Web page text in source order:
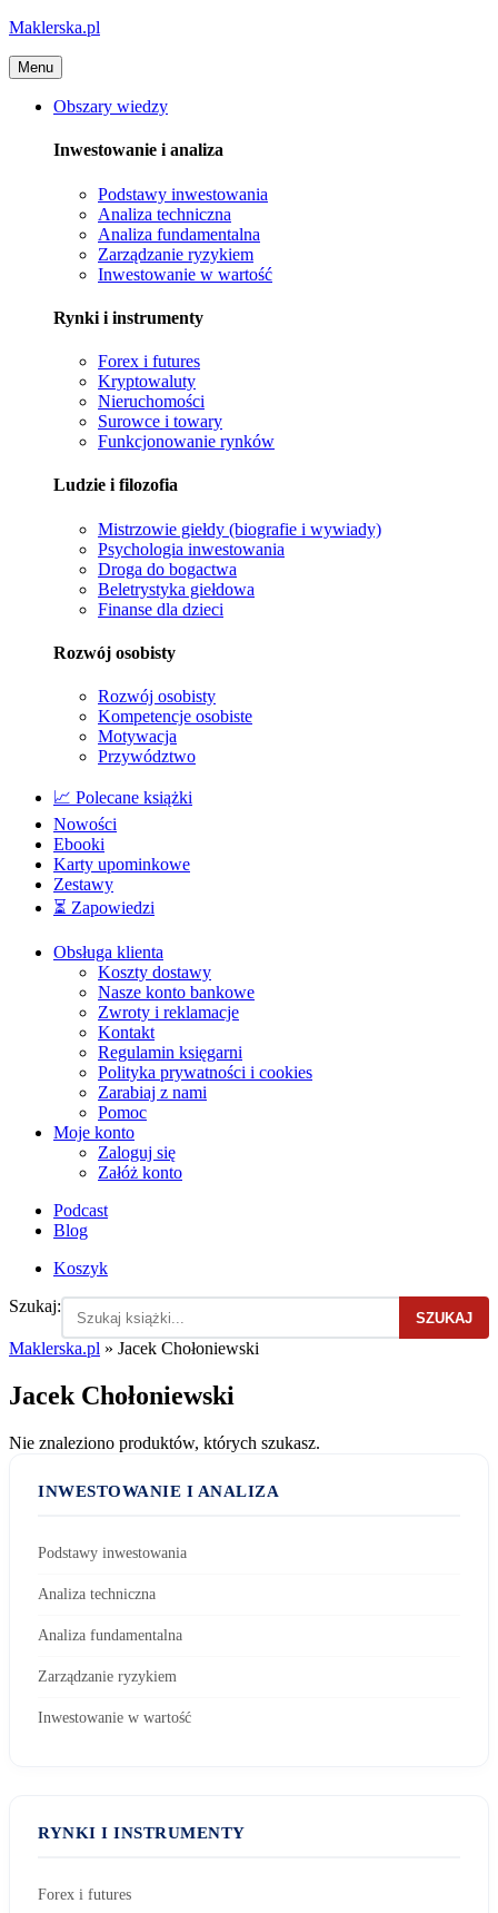
Maklerska.pl
Menu
Obszary wiedzy
Inwestowanie i analiza
Podstawy inwestowania
Analiza techniczna
Analiza fundamentalna
Zarządzanie ryzykiem
Inwestowanie w wartość
Rynki i instrumenty
Forex i futures
Kryptowaluty
Nieruchomości
Surowce i towary
Funkcjonowanie rynków
Ludzie i filozofia
Mistrzowie giełdy (biografie i wywiady)
Psychologia inwestowania
Droga do bogactwa
Beletrystyka giełdowa
Finanse dla dzieci
Rozwój osobisty
Rozwój osobisty
Kompetencje osobiste
Motywacja
Przywództwo
📈 Polecane książki
Nowości
Ebooki
Karty upominkowe
Zestawy
⏳ Zapowiedzi
Obsługa klienta
Koszty dostawy
Nasze konto bankowe
Zwroty i reklamacje
Kontakt
Regulamin księgarni
Polityka prywatności i cookies
Zarabiaj z nami
Pomoc
Moje konto
Zaloguj się
Załóż konto
Podcast
Blog
Koszyk
Szukaj:
SZUKAJ
Maklerska.pl » Jacek Chołoniewski
Jacek Chołoniewski
Nie znaleziono produktów, których szukasz.
INWESTOWANIE I ANALIZA
Podstawy inwestowania
Analiza techniczna
Analiza fundamentalna
Zarządzanie ryzykiem
Inwestowanie w wartość
RYNKI I INSTRUMENTY
Forex i futures